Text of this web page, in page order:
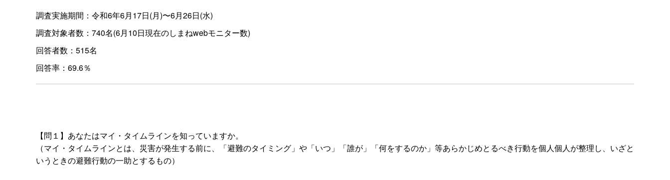
調査実施期間：令和6年6月17日(月)〜6月26日(水)
調査対象者数：740名(6月10日現在のしまねwebモニター数)
回答者数：515名
回答率：69.6％
【問１】あなたはマイ・タイムラインを知っていますか。
（マイ・タイムラインとは、災害が発生する前に、「避難のタイミング」や「いつ」「誰が」「何をするのか」等あらかじめとるべき行動を個人個人が整理し、いざと
いうときの避難行動の一助とするもの）